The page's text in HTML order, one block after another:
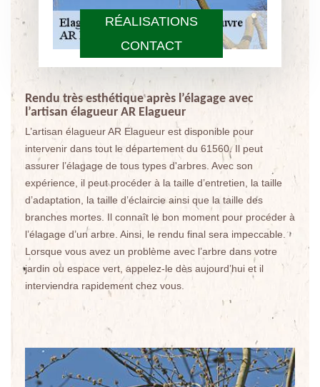
RÉALISATIONS
CONTACT
Rendu très esthétique après l’élagage avec
l’artisan élagueur AR Elagueur
L’artisan élagueur AR Elagueur est disponible pour
intervenir dans tout le département du 61560. Il peut
assurer l’élagage de tous types d'arbres. Avec son
expérience, il peut procéder à la taille d’entretien, la taille
d’adaptation, la taille d’éclaircie ainsi que la taille des
branches mortes. Il connaît le bon moment pour procéder à
l’élagage d’un arbre. Ainsi, le rendu final sera impeccable.
Lorsque vous avez un problème avec l’arbre dans votre
jardin ou espace vert, appelez-le dès aujourd’hui et il
interviendra rapidement chez vous.